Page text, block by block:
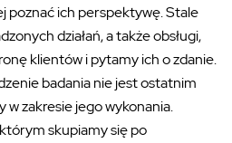
poznać ich perspektywę. Stale
działań, a takżeobsługi,
klientów i pytamy ich o zdanie.
badania nie jest ostatnim
w zakresie jego wykonania.
którym skupiamysię po